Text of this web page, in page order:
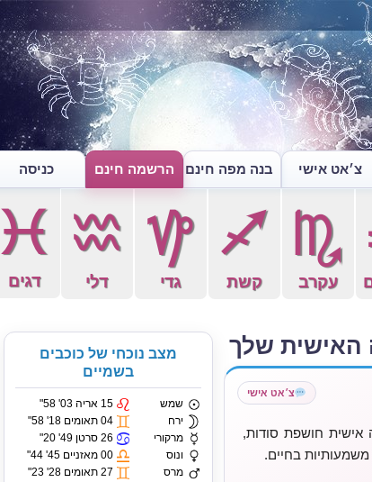
צ׳אט אישי בנה מפה חינם הרשמה חינם כניסה
k
עקרב
l
קשת
z
גדי
x
דלי
c
דגים
האישית שלך
צ׳אט אישי
חושפת סודות,
משמעותיות בחיים.
מצב נוכחי של כוכבים
בשמיים
שמש
ירח
מרקורי
ונוס
מרס
15 אריה 03' 58"
04 תאומים 18' 58"
26 סרטן 49' 20"
00 מאזניים 45' 44"
27 תאומים 28' 23"